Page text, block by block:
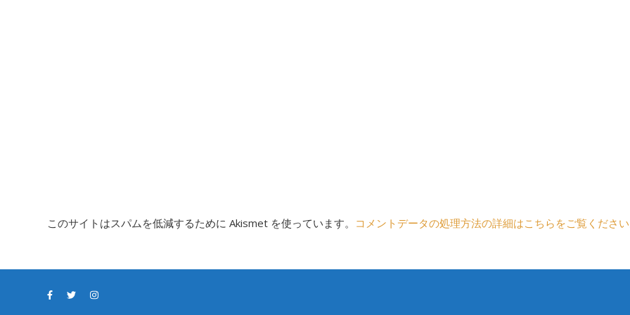
このサイトはスパムを低減するために Akismet を使っています。 コメントデータの処理方法の詳細はこちらをご覧ください